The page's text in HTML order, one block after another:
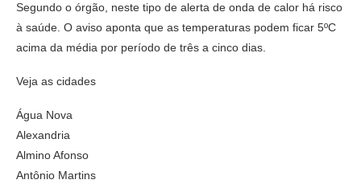
Segundo o órgão, neste tipo de alerta de onda de calor há risco
à saúde. O aviso aponta que as temperaturas podem ficar 5ºC
acima da média por período de três a cinco dias.
Veja as cidades
Água Nova
Alexandria
Almino Afonso
Antônio Martins